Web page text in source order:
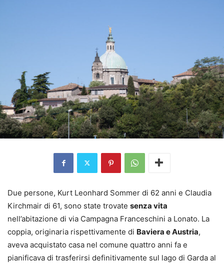
Due persone, Kurt Leonhard Sommer di 62 anni e Claudia
Kirchmair di 61, sono state trovate senza vita
nell’abitazione di via Campagna Franceschini a Lonato. La
coppia, originaria rispettivamente di Baviera e Austria,
aveva acquistato casa nel comune quattro anni fa e
pianificava di trasferirsi definitivamente sul lago di Garda al